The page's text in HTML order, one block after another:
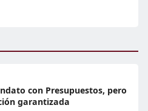
con Presupuestos, pero
garantizada